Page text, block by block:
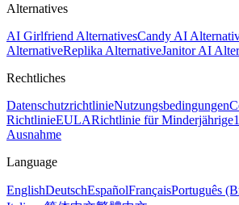
Alternatives
AI Girlfriend AlternativesCandy AI
AlternativeReplika AlternativeJanitor AI
Rechtliches
DatenschutzrichtlinieNutzungsbedingungen
RichtlinieEULARichtlinie für Minderjährige
Ausnahme
Language
EnglishDeutschEspañolFrançaisPortuguês